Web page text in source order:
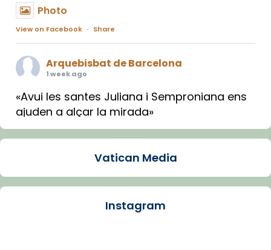
Photo
View on Facebook · Share
Arquebisbat de Barcelona
1 week ago
«Avui les santes Juliana i Semproniana ens
ajuden a alçar la mirada»
Mons. Sergi Gordo, bisbe de Tortosa, ha
Santes de Mataró.
🔗tinyurl.com/cvu5jmbk
Vatican Media
Instagram